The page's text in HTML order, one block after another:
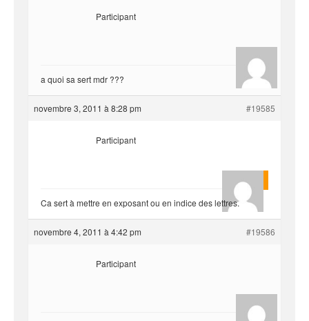
hjf
Participant
a quoi sa sert mdr ???
novembre 3, 2011 à 8:28 pm #19585
rounga
Participant
Ca sert à mettre en exposant ou en indice des lettres.
novembre 4, 2011 à 4:42 pm #19586
hjf
Participant